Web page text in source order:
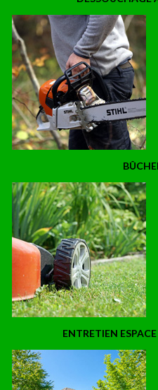
ENTRETIEN